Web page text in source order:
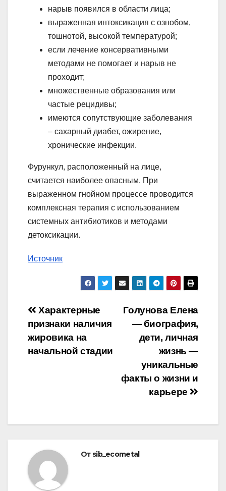
нарыв появился в области лица;
выраженная интоксикация с ознобом,
тошнотой, высокой температурой;
если лечение консервативными
методами не помогает и нарыв не
проходит;
множественные образования или
частые рецидивы;
имеются сопутствующие заболевания
– сахарный диабет, ожирение,
хронические инфекции.
Фурункул, расположенный на лице,
считается наиболее опасным. При
выраженном гнойном процессе проводится
комплексная терапия с использованием
системных антибиотиков и методами
детоксикации.
Источник
Навигация
по
записям
Голунова Елена
— биография,
дети, личная
жизнь —
уникальные
факты о жизни и
карьере
Характерные
признаки наличия
жировика на
начальной стадии
От sib_ecometal